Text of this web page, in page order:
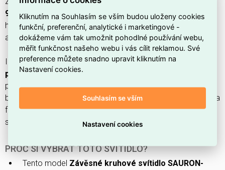
90 DIP 3v1 SOVERT(EAN 8596628026925) v černém
hliníkovém provedení nabízí průměr300 mm, výšku
a systémový výkon200 W.
Integrovaný neměnitelný LED zdrojvčetně proudového
předřadníkuposkytuje účinnost
proudu833–909 mA, s bílým světlem a indexem podání
barev
, krytímIP65, mechanickou ochranou
a
fotobiologickou bezpečnostíRG1; rozložení světla je
symetrické s paprskem >80°a napětím
PROČ SI VYBRAT TOTO SVÍTIDLO?
Tento model Závěsné kruhové svítidlo SAURON-
Kliknutím na Souhlasím se vším budou uloženy cookies
funkční, preferenční, analytické i marketingové -
dokážeme vám tak umožnit pohodlné používání webu,
měřit funkčnost našeho webu i vás cílit reklamou. Své
preference můžete snadno upravit kliknutím na
Nastavení cookies.
Souhlasím se vším
Nastavení cookies